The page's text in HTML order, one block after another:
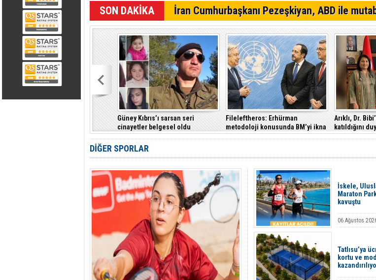
Eğlence mekanına tabanca ile
Trafik denetimlerinde 520
SON DAKİKA İran Cumhurbaşkanı Pezeşkiyan, ABD ile
Güney Kıbrıs’ı sarsan seri
cinayetler belgesel oldu
Fileleftheros: Erhürman
metodoloji konusunda BM’yi ikna
etti
Arıklı, Dr.
katıldığını
DİĞER SPORLAR
İskele,
Maraton
kavuştu
06 Ağustos
Tatlısu’ya
kortu ve